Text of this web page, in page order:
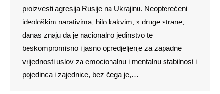
proizvesti agresija Rusije na Ukrajinu. Neopterećeni
ideološkim narativima, bilo kakvim, s druge strane,
danas znaju da je nacionalno jedinstvo te
beskompromisno i jasno opredjeljenje za zapadne
vrijednosti uslov za emocionalnu i mentalnu stabilnost i
pojedinca i zajednice, bez čega je,…